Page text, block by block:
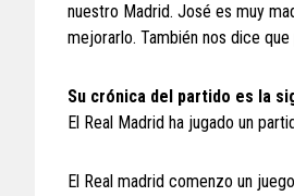
nuestro Madrid. José es muy
mejorarlo. También nos dice
Su crónica del partido es la
El Real Madrid ha jugado un
El Real madrid comenzo un